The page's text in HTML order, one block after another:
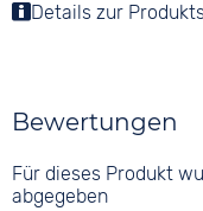
Details zur
Bewertungen
Für dieses Produkt
abgegeben